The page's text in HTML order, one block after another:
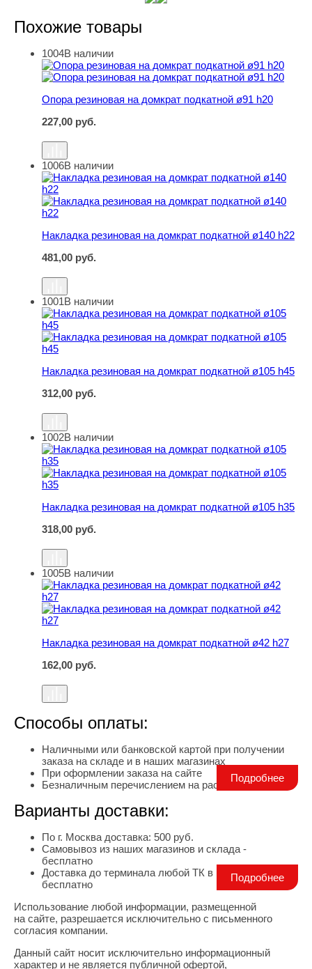
Похожие товары
Опора резиновая на домкрат подкатной ø91 h20
1004В наличии
Опора резиновая на домкрат подкатной ø91 h20
227,00 руб.
Накладка резиновая на домкрат подкатной ø140 h22
1006В наличии
Накладка резиновая на домкрат подкатной ø140 h22
481,00 руб.
Накладка резиновая на домкрат подкатной ø105 h45
1001В наличии
Накладка резиновая на домкрат подкатной ø105 h45
312,00 руб.
Накладка резиновая на домкрат подкатной ø105 h35
1002В наличии
Накладка резиновая на домкрат подкатной ø105 h35
318,00 руб.
Накладка резиновая на домкрат подкатной ø42 h27
1005В наличии
Накладка резиновая на домкрат подкатной ø42 h27
162,00 руб.
Способы оплаты:
Наличными или банковской картой при получении
заказа на складе и в наших магазинах
При оформлении заказа на сайте
Безналичным перечислением на расчетный счет
Подробнее
Варианты доставки:
По г. Москва доставка: 500 руб.
Самовывоз из наших магазинов и склада -
бесплатно
Доставка до терминала любой ТК в г. Москва -
бесплатно
Подробнее
Правовая информация
Использование любой информации, размещенной
на сайте, разрешается исключительно с письменного
согласия компании.
Данный сайт носит исключительно информационный
характер и не является публичной офертой,